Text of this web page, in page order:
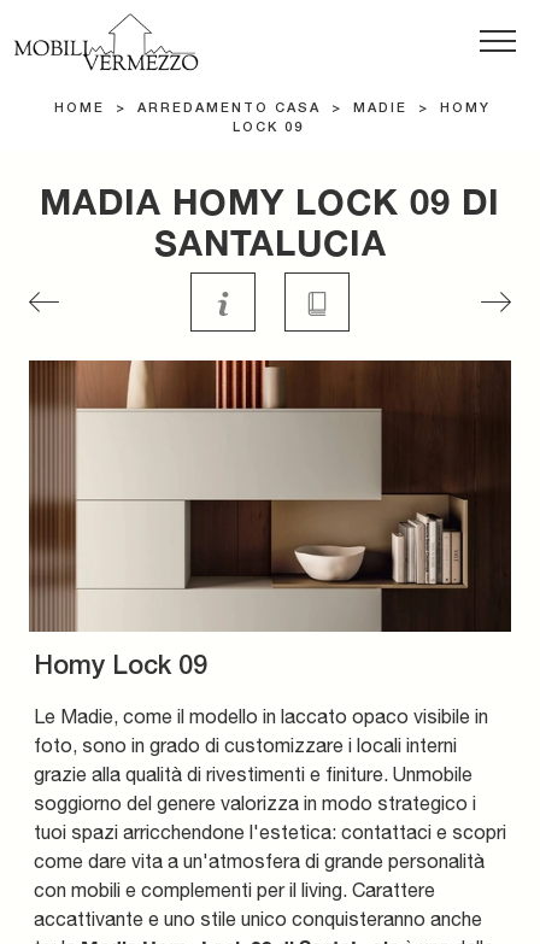
HOME > ARREDAMENTO CASA > MADIE >
HOMY
LOCK 09
MADIA HOMY LOCK 09 DI
SANTALUCIA
Homy Lock 09
Le Madie, come il modello in laccato opaco visibile in
foto, sono in grado di customizzare i locali interni
grazie alla qualità di rivestimenti e finiture. Unmobile
soggiorno del genere valorizza in modo strategico i
tuoi spazi arricchendone l'estetica: contattaci e scopri
come dare vita a un'atmosfera di grande personalità
con mobili e complementi per il living. Carattere
accattivante e uno stile unico conquisteranno anche